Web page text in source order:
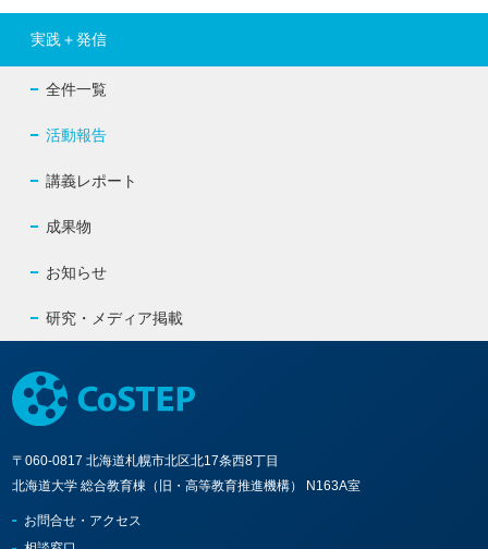
実践＋発信
全件一覧
活動報告
講義レポート
成果物
お知らせ
研究・メディア掲載
〒060-0817 北海道札幌市北区北17条西8丁目
北海道大学 総合教育棟（旧・高等教育推進機構） N163A室
お問合せ・アクセス